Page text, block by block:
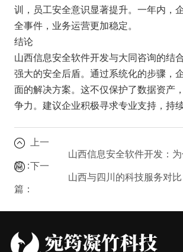
训，员工安全意识显著提升。一年内，
全事件，业务运营更加稳定。
结论
山西信息安全软件开发与大同咨询的结
强大的安全后盾。通过系统化的步骤，
面的解决方案。这不仅保护了数据资产
争力。建议企业积极寻求专业支持，持
上一
篇：下一
篇：